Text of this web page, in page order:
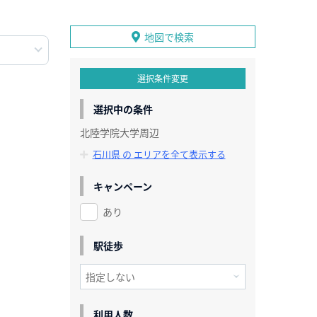
地図で検索
選択条件変更
選択中の条件
北陸学院大学周辺
石川県 の エリアを全て表示する
キャンペーン
あり
駅徒歩
利用人数